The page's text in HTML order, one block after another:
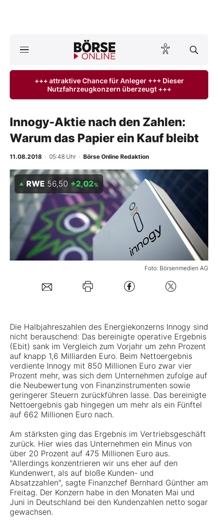
ktuelle Ausgabe BÖRSE ONLINE lesen
Anlageprodukte
Finanz-Check
BO-Musterdepots
Experten
Mein B:O
Kontakt
+++ attraktive Chance für Anleger +++ Dieser
Nutzfahrzeugkonzern überzeugt +++
Innogy-Aktie nach den Zahlen:
Warum das Papier ein Kauf bleibt
11.08.2018 · 05:48 Uhr · Börse Online Redaktion
Foto: Börsenmedien AG
RWE 56,50 +2,02%
Die Halbjahreszahlen des Energiekonzerns Innogy sind
nicht berauschend: Das bereinigte operative Ergebnis
(Ebit) sank im Vergleich zum Vorjahr um zehn Prozent
auf knapp 1,6 Milliarden Euro. Beim Nettoergebnis
verdiente Innogy mit 850 Millionen Euro zwar vier
Prozent mehr, was sich dem Unternehmen zufolge auf
die Neubewertung von Finanzinstrumenten sowie
geringerer Steuern zurückführen lasse. Das bereinigte
Nettoergebnis gab hingegen um mehr als ein Fünftel
auf 662 Millionen Euro nach.
Am stärksten ging das Ergebnis im Vertriebsgeschäft
zurück. Hier wies das Unternehmen ein Minus von
über 20 Prozent auf 475 Millionen Euro aus.
"Allerdings konzentrieren wir uns eher auf den
Kundenwert, als auf bloße Kunden- und
Absatzzahlen", sagte Finanzchef Bernhard Günther am
Freitag. Der Konzern habe in den Monaten Mai und
Juni in Deutschland bei den Kundenzahlen netto sogar
gewachsen.